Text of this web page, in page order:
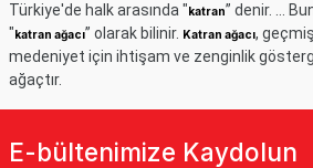
Türkiye'de halk arasında "katran” denir. ...
"katran ağacı” olarak bilinir. Katran ağacı,
medeniyet için ihtişam ve zenginlik
ağaçtır.
E-bültenimize Kaydolun